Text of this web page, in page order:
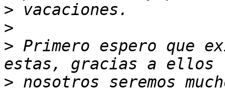
>
>
> Primero espero que
> nosotros seremos